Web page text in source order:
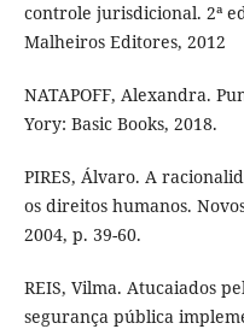
controle jurisdicional. 2ª
Malheiros Editores, 2012
NATAPOFF, Alexandra.
Yory: Basic Books, 2018.
PIRES, Álvaro. A
os direitos humanos.
2004, p. 39-60.
REIS, Vilma. Atucaiados
segurança pública